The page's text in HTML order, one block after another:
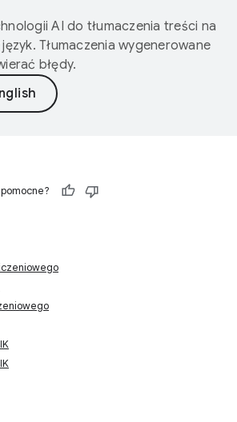
AI do tłumaczenia treści na
Tłumaczenia wygenerowane
błędy.